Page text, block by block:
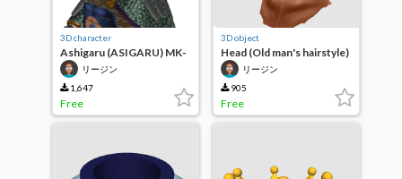
3D character
Ashigaru (ASIGARU) MK-
Ⅱ
リージン
1,647
Free
3D object
Head (Old man's hairstyle)
リージン
905
Free